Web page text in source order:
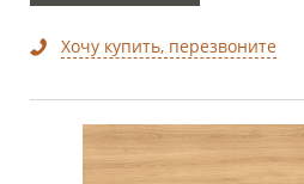
Хочу купить, перезвоните